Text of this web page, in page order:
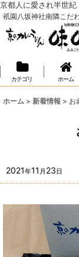
京都人に愛され半世紀
祇園八坂神社南隣こだ
カテゴリ ホーム
ホーム > 新着情報 > お
2021年11 月 23日